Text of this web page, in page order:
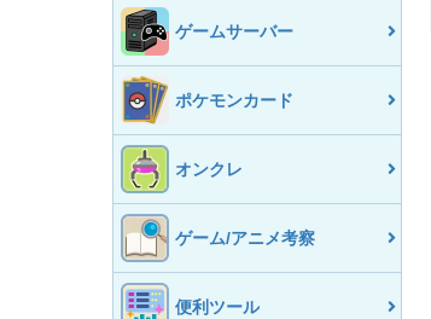
ゲームサーバー
ポケモンカード
オンクレ
ゲーム/アニメ考察
便利ツール